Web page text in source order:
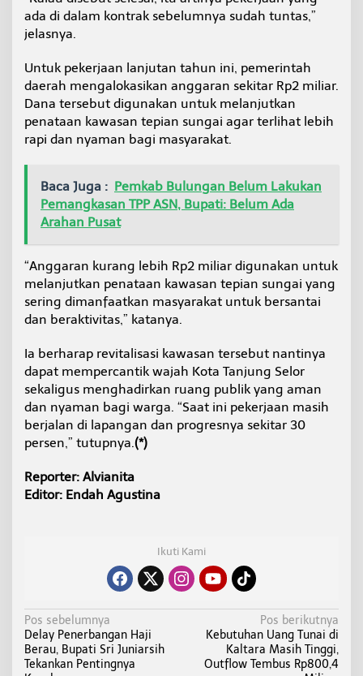
ada di dalam kontrak sebelumnya sudah tuntas,”
jelasnya.
Untuk pekerjaan lanjutan tahun ini, pemerintah
daerah mengalokasikan anggaran sekitar Rp2 miliar.
Dana tersebut digunakan untuk melanjutkan
penataan kawasan tepian sungai agar terlihat lebih
rapi dan nyaman bagi masyarakat.
Baca Juga : Pemkab Bulungan Belum Lakukan
Pemangkasan TPP ASN, Bupati: Belum Ada
Arahan Pusat
“Anggaran kurang lebih Rp2 miliar digunakan untuk
melanjutkan penataan kawasan tepian sungai yang
sering dimanfaatkan masyarakat untuk bersantai
dan beraktivitas,” katanya.
Ia berharap revitalisasi kawasan tersebut nantinya
dapat mempercantik wajah Kota Tanjung Selor
sekaligus menghadirkan ruang publik yang aman
dan nyaman bagi warga. “Saat ini pekerjaan masih
berjalan di lapangan dan progresnya sekitar 30
persen,” tutupnya.(*)
Reporter: Alvianita
Editor: Endah Agustina
Ikuti Kami
N
a
v
Pos sebelumnya
Delay Penerbangan Haji
Berau, Bupati Sri Juniarsih
Tekankan Pentingnya
Pos berikutnya
Kebutuhan Uang Tunai di
Kaltara Masih Tinggi,
Outflow Tembus Rp800,4